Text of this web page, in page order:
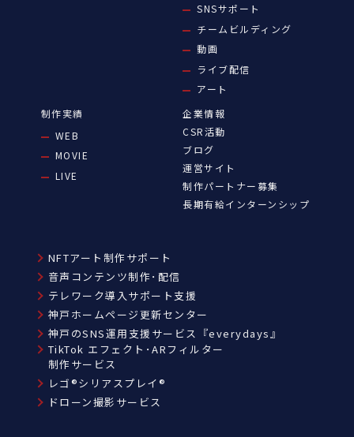
SNSサポート
チームビルディング
動画
ライブ配信
アート
制作実績
WEB
MOVIE
LIVE
企業情報
CSR活動
ブログ
運営サイト
制作パートナー募集
長期有給インターンシップ
NFTアート制作サポート
音声コンテンツ制作･配信
テレワーク導入サポート支援
神戸ホームページ更新センター
神戸のSNS運用支援サービス『everydays』
TikTok エフェクト･ARフィルター
制作サービス
レゴ®シリアスプレイ®
ドローン撮影サービス